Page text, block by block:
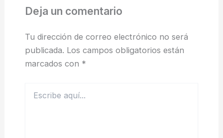
Deja un comentario
Tu dirección de correo electrónico no será
publicada. Los campos obligatorios están
marcados con *
aquí...